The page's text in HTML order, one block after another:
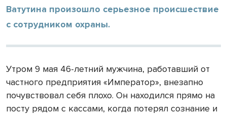
Ватутина произошло серьезное происшествие
с сотрудником охраны.
Утром 9 мая 46-летний мужчина, работавший от
частного предприятия «Император», внезапно
почувствовал себя плохо. Он находился прямо на
посту рядом с кассами, когда потерял сознание и